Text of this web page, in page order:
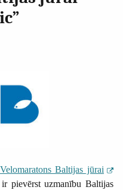
Velomaratons Baltijas jūrai
pievērst uzmanību Baltijas